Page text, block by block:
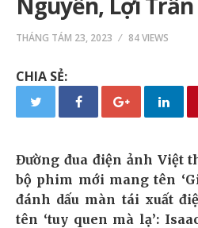
THÁNG TÁM 23, 2023 84 VIEWS
CHIA SẺ:
Đường đua điện ảnh Việt
bộ phim mới mang tên
đánh dấu màn tái xuất
tên ‘tuy quen mà lạ’: